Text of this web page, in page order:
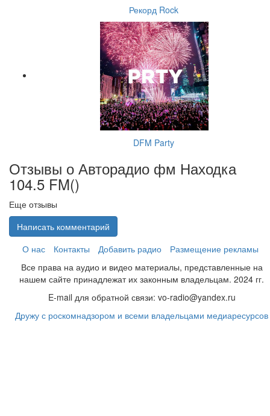
Рекорд Rock
DFM Party
Отзывы о Авторадио фм Находка
104.5 FM()
Еще отзывы
Написать комментарий
О нас
Контакты Добавить радио
Размещение рекламы
Все права на аудио и видео материалы, представленные на
нашем сайте принадлежат их законным владельцам. 2024 гг.
E-mail для обратной связи: vo-radio@yandex.ru
Дружу с роскомнадзором и всеми владельцами медиаресурсов